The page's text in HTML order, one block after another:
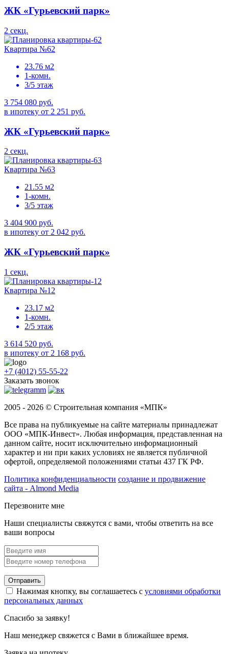
ЖК «Гурьевский парк»
2 секц.
Квартира №62
23.76 м2
1-комн.
3/5 этаж
3 754 080 руб.
в ипотеку от 2 251 руб.
ЖК «Гурьевский парк»
2 секц.
Квартира №63
21.55 м2
1-комн.
3/5 этаж
3 404 900 руб.
в ипотеку от 2 042 руб.
ЖК «Гурьевский парк»
1 секц.
Квартира №12
23.17 м2
1-комн.
2/5 этаж
3 614 520 руб.
в ипотеку от 2 168 руб.
+7 (4012) 55-55-22
Заказать звонок
2005 - 2026 © Строительная компания «МПК»
Все права на публикуемые на сайте материалы принадлежат
ООО «МПК-Инвест». Любая информация, представленная на
данном сайте, носит исключительно информационный
характер и ни при каких условиях не является публичной
офертой, определяемой положениями статьи 437 ГК РФ.
Политика конфиденциальности создание и продвижение
сайта - Almond Media
Перезвоните мне
Наши специалисты свяжутся с вами, чтобы ответить на все
ваши вопросы
Отправить
Нажимая кнопку, вы соглашаетесь с условиями обработки
персональных данных
Спасибо за заявку!
Наш менеджер свяжется с Вами в ближайшее время.